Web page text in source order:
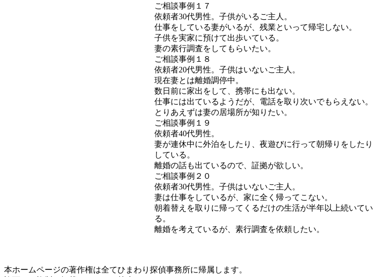
ご相談事例１７
依頼者30代男性。子供がいるご主人。
仕事をしている妻がいるが、残業といって帰宅しない。
子供を実家に預けて出歩いている。
妻の素行調査をしてもらいたい。
ご相談事例１８
依頼者20代男性。子供はいないご主人。
現在妻とは離婚調停中。
数日前に家出をして、携帯にも出ない。
仕事には出ているようだが、電話を取り次いでもらえない。
とりあえずは妻の居場所が知りたい。
ご相談事例１９
依頼者40代男性。
妻が連休中に外泊をしたり、夜遊びに行って朝帰りをしたり
している。
離婚の話も出ているので、証拠が欲しい。
ご相談事例２０
依頼者30代男性。子供はいないご主人。
妻は仕事をしているが、家に全く帰ってこない。
朝着替えを取りに帰ってくるだけの生活が半年以上続いてい
る。
離婚を考えているが、素行調査を依頼したい。
本ホームページの著作権は全てひまわり探偵事務所に帰属します。